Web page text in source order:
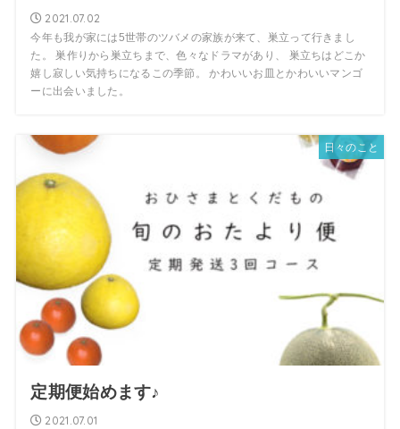
2021.07.02
今年も我が家には5世帯のツバメの家族が来て、巣立って行きまし
た。 巣作りから巣立ちまで、色々なドラマがあり、 巣立ちはどこか
嬉し寂しい気持ちになるこの季節。 かわいいお皿とかわいいマンゴ
ーに出会いました。
日々のこと
定期便始めます♪
2021.07.01